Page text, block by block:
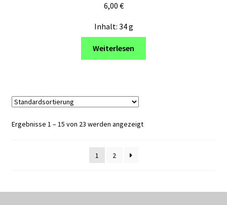
6,00 €
Inhalt: 34g
Weiterlesen
Ergebnisse 1 – 15 von 23 werden angezeigt
1 2